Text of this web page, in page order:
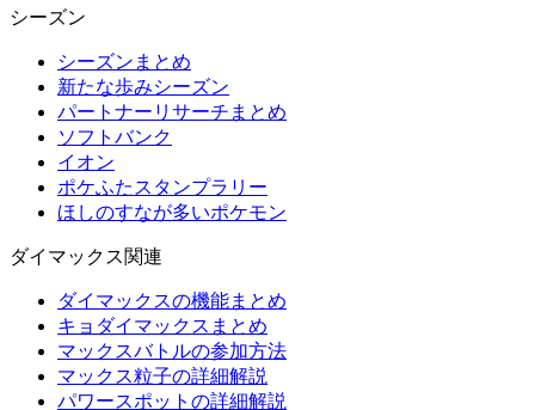
シーズン
シーズンまとめ
新たな歩みシーズン
パートナーリサーチまとめ
ソフトバンク
イオン
ポケふたスタンプラリー
ほしのすなが多いポケモン
ダイマックス関連
ダイマックスの機能まとめ
キョダイマックスまとめ
マックスバトルの参加方法
マックス粒子の詳細解説
パワースポットの詳細解説